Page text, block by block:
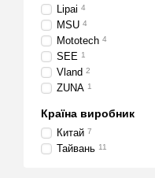
Lipai 4
MSU 4
Mototech 4
SEE 1
Vland 2
ZUNA 1
Країна виробник
Китай 7
Тайвань 11